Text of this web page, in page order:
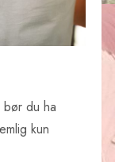
du ha
kun